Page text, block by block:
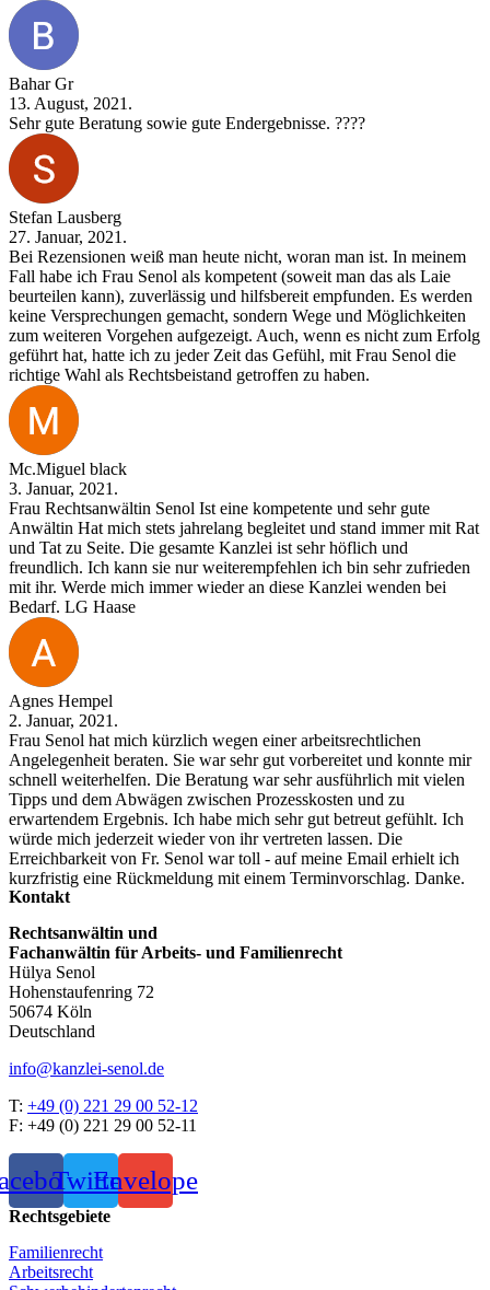
Bahar Gr
13. August, 2021.
Sehr gute Beratung sowie gute Endergebnisse. ????
Stefan Lausberg
27. Januar, 2021.
Bei Rezensionen weiß man heute nicht, woran man ist. In meinem
Fall habe ich Frau Senol als kompetent (soweit man das als Laie
beurteilen kann), zuverlässig und hilfsbereit empfunden. Es werden
keine Versprechungen gemacht, sondern Wege und Möglichkeiten
zum weiteren Vorgehen aufgezeigt. Auch, wenn es nicht zum Erfolg
geführt hat, hatte ich zu jeder Zeit das Gefühl, mit Frau Senol die
richtige Wahl als Rechtsbeistand getroffen zu haben.
Mc.Miguel black
3. Januar, 2021.
Frau Rechtsanwältin Senol Ist eine kompetente und sehr gute
Anwältin Hat mich stets jahrelang begleitet und stand immer mit Rat
und Tat zu Seite. Die gesamte Kanzlei ist sehr höflich und
freundlich. Ich kann sie nur weiterempfehlen ich bin sehr zufrieden
mit ihr. Werde mich immer wieder an diese Kanzlei wenden bei
Bedarf. LG Haase
Agnes Hempel
2. Januar, 2021.
Frau Senol hat mich kürzlich wegen einer arbeitsrechtlichen
Angelegenheit beraten. Sie war sehr gut vorbereitet und konnte mir
schnell weiterhelfen. Die Beratung war sehr ausführlich mit vielen
Tipps und dem Abwägen zwischen Prozesskosten und zu
erwartendem Ergebnis. Ich habe mich sehr gut betreut gefühlt. Ich
würde mich jederzeit wieder von ihr vertreten lassen. Die
Erreichbarkeit von Fr. Senol war toll - auf meine Email erhielt ich
kurzfristig eine Rückmeldung mit einem Terminvorschlag. Danke.
Kontakt
Rechtsanwältin und
Fachanwältin für Arbeits- und Familienrecht
Hülya Senol
Hohenstaufenring 72
50674 Köln
Deutschland
info@kanzlei-senol.de
T: +49 (0) 221 29 00 52-12
F: +49 (0) 221 29 00 52-11
TwitterEnvelope
Rechts­gebiete
Familienrecht
Arbeitsrecht